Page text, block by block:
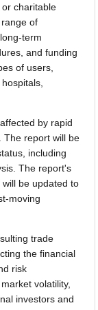
charitable
of
term
and funding
of users,
by rapid
The report will be
including
The report's
be updated to
moving
trade
the financial
risk
volatility,
investors and